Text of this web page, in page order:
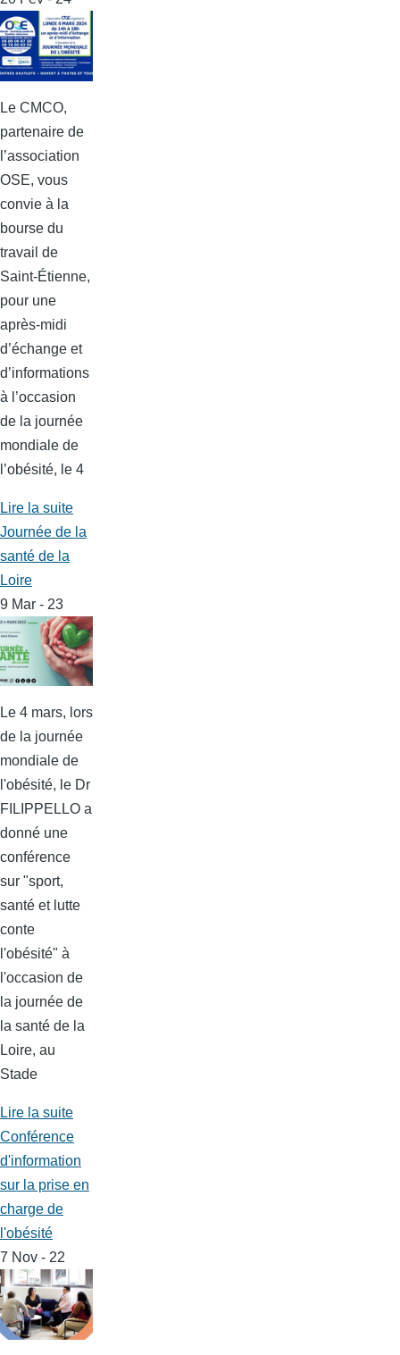
Le CMCO,
partenaire de
l’association
OSE, vous
convie à la
bourse du
travail de
Saint-Étienne,
pour une
après-midi
d’échange et
d’informations
à l’occasion
de la journée
mondiale de
l’obésité, le 4
Lire la suite
Journée de la
santé de la
Loire
9 Mar - 23
Le 4 mars, lors
de la journée
mondiale de
l'obésité, le Dr
FILIPPELLO a
donné une
conférence
sur "sport,
santé et lutte
conte
l'obésité" à
l'occasion de
la journée de
la santé de la
Loire, au
Stade
Lire la suite
Conférence
d'information
sur la prise en
charge de
l'obésité
7 Nov - 22